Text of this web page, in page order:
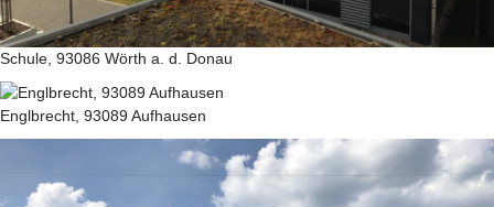
Schule, 93086 Wörth a. d. Donau
Englbrecht, 93089 Aufhausen